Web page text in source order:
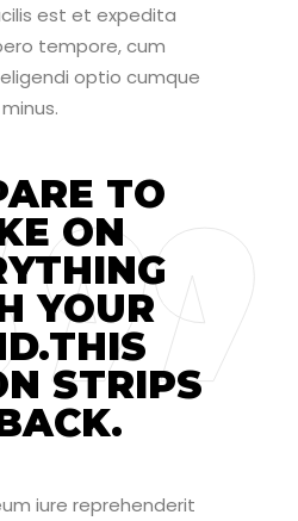
est et expedita
tempore, cum
optio cumque
TO
ON
YOUR
STRIPS
iure reprehenderit